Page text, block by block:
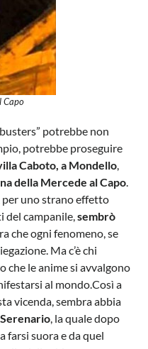
Capo
potrebbe non
potrebbe proseguire
Caboto, a Mondello,
della Mercede al Capo.
per uno strano effetto
del campanile,sembrò
che ogni fenomeno, se
Ma c’è chi
che le anime si avvalgono
al mondo.Così a
vicenda, sembra abbia
, la quale dopo
farsi suora e da quel